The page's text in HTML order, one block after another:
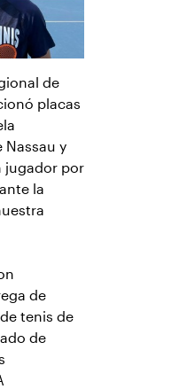
de
placas
Nassau y
jugador por
la
de
tenis de
de